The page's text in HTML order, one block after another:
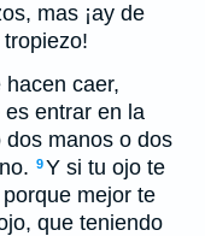
mas ¡ay de
caer,
entrar en la
manos o dos
9Y si tu ojo te
mejor te
que teniendo